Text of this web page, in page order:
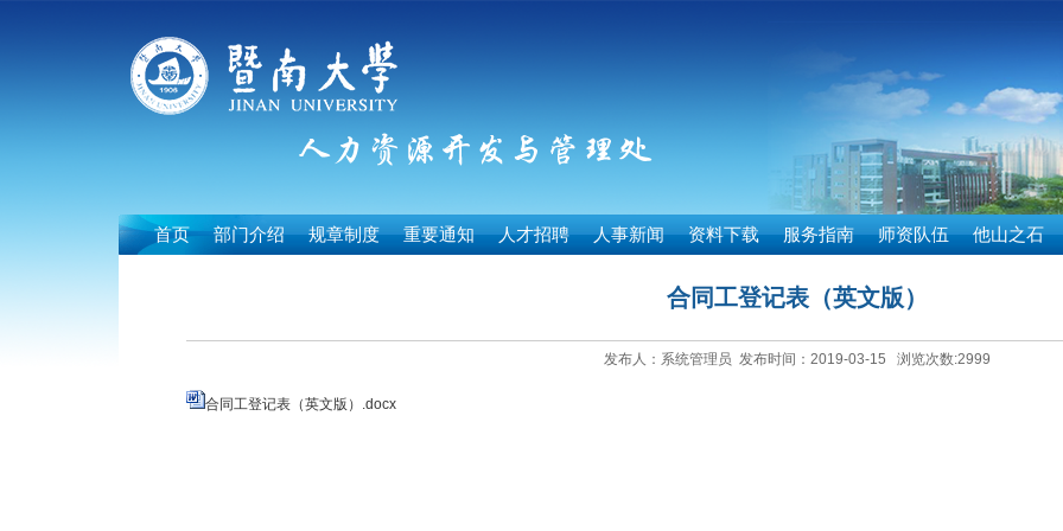
首页 部门介绍 规章制度 重要通知 人才招聘 人事新闻 资料下载 服务指南 师资队伍 他山之石
合同工登记表（英文版）
发布人：系统管理员 发布时间：2019-03-15 浏览次数:2999
合同工登记表（英文版）.docx